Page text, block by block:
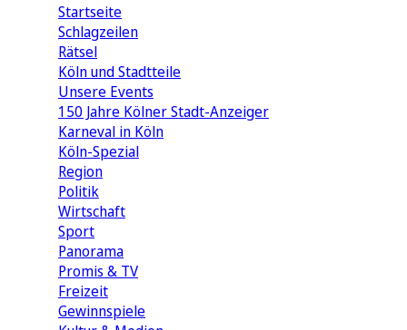
Startseite
Schlagzeilen
Rätsel
Köln und Stadtteile
Unsere Events
150 Jahre Kölner Stadt-Anzeiger
Karneval in Köln
Köln-Spezial
Region
Politik
Wirtschaft
Sport
Panorama
Promis & TV
Freizeit
Gewinnspiele